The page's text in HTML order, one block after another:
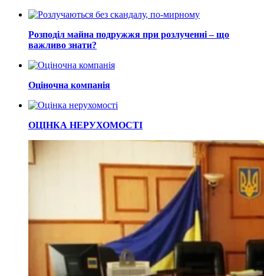
Розподіл майна подружжя при розлученні – що
важливо знати?
Оціночна компанія
ОЦІНКА НЕРУХОМОСТІ